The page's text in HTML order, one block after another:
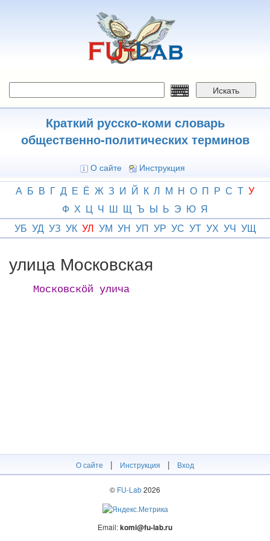
Искать
Краткий русско-коми словарь
общественно-политических терминов
О сайте Инструкция
А Б В Г Д Е Ё Ж З И Й К Л М Н О П Р С Т У
Ф Х Ц Ч Ш Щ Ъ Ы Ь Э Ю Я
УБ УД УЗ УК УЛ УМ УН УП УР УС УТ УХ УЧ УЩ
улица Московская
Московскӧй улича
О сайте | Инструкция | Вход
© FU-Lab2026
Email:komi@fu-lab.ru